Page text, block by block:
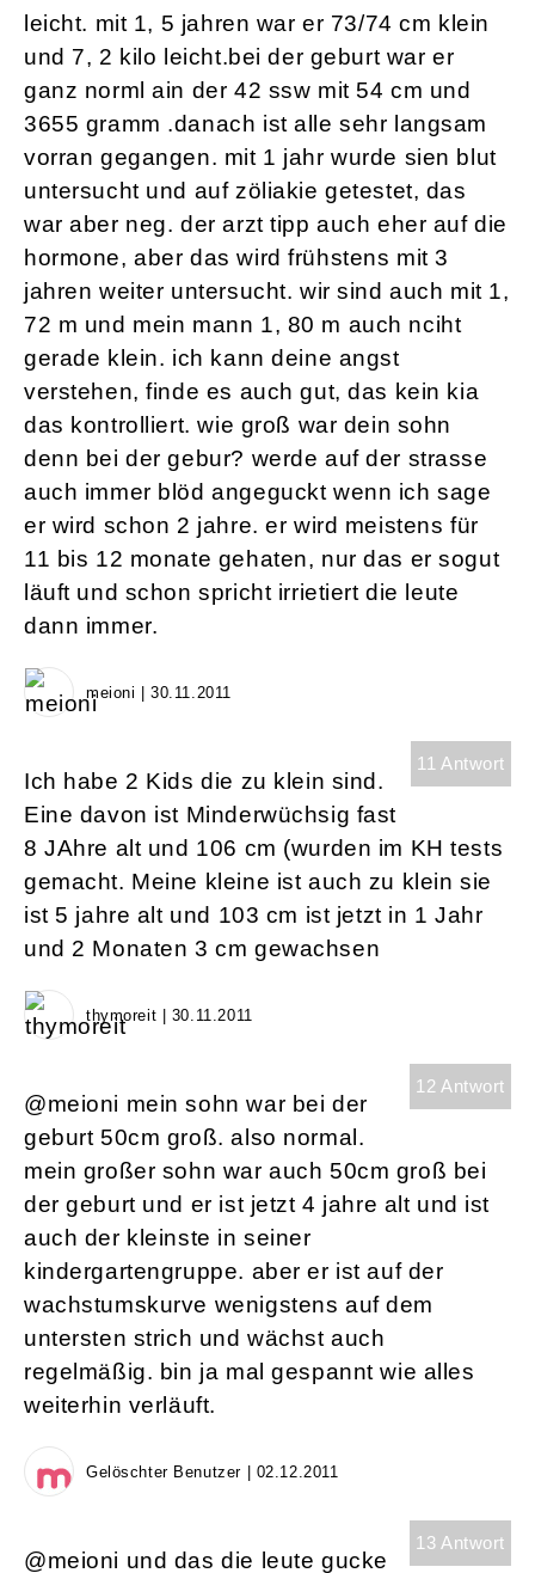
leicht. mit 1, 5 jahren war er 73/74 cm klein
und 7, 2 kilo leicht.bei der geburt war er
ganz norml ain der 42 ssw mit 54 cm und
3655 gramm .danach ist alle sehr langsam
vorran gegangen. mit 1 jahr wurde sien blut
untersucht und auf zöliakie getestet, das
war aber neg. der arzt tipp auch eher auf die
hormone, aber das wird frühstens mit 3
jahren weiter untersucht. wir sind auch mit 1,
72 m und mein mann 1, 80 m auch nciht
gerade klein. ich kann deine angst
verstehen, finde es auch gut, das kein kia
das kontrolliert. wie groß war dein sohn
denn bei der gebur? werde auf der strasse
auch immer blöd angeguckt wenn ich sage
er wird schon 2 jahre. er wird meistens für
11 bis 12 monate gehaten, nur das er sogut
läuft und schon spricht irrietiert die leute
dann immer.
meioni | 30.11.2011
11 Antwort
Ich habe 2 Kids die zu klein sind.
Eine davon ist Minderwüchsig fast
8 JAhre alt und 106 cm (wurden im KH tests
gemacht. Meine kleine ist auch zu klein sie
ist 5 jahre alt und 103 cm ist jetzt in 1 Jahr
und 2 Monaten 3 cm gewachsen
thymoreit | 30.11.2011
12 Antwort
@meioni mein sohn war bei der
geburt 50cm groß. also normal.
mein großer sohn war auch 50cm groß bei
der geburt und er ist jetzt 4 jahre alt und ist
auch der kleinste in seiner
kindergartengruppe. aber er ist auf der
wachstumskurve wenigstens auf dem
untersten strich und wächst auch
regelmäßig. bin ja mal gespannt wie alles
weiterhin verläuft.
Gelöschter Benutzer | 02.12.2011
13 Antwort
@meioni und das die leute gucke